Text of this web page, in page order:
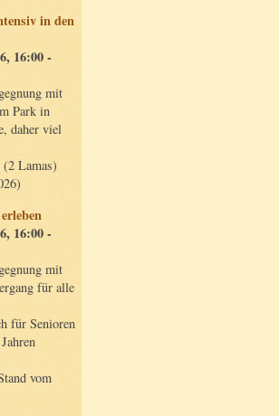
in den
16:00 -
mit
Park in
daher viel
Lamas)
16:00 -
mit
für alle
für Senioren
vom